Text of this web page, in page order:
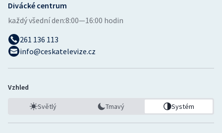
Divácké centrum
každý všední den:8:00—16:00 hodin
261 136 113
info@ceskatelevize.cz
Vzhled
Světlý Tmavý Systém